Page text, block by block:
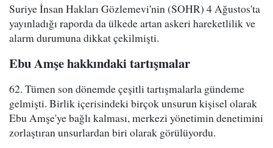
Suriye İnsan Hakları Gözlemevi'nin (SOHR) 4 Ağustos'ta
yayınladığı raporda da ülkede artan askeri hareketlilik ve
alarm durumuna dikkat çekilmişti.
Ebu Amşe hakkındaki tartışmalar
62. Tümen son dönemde çeşitli tartışmalarla gündeme
gelmişti. Birlik içerisindeki birçok unsurun kişisel olarak
Ebu Amşe'ye bağlı kalması, merkezi yönetimin denetimini
zorlaştıran unsurlardan biri olarak görülüyordu.